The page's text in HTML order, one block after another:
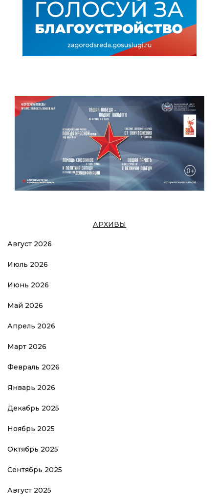
АРХИВЫ
Август 2026
Июль 2026
Июнь 2026
Май 2026
Апрель 2026
Март 2026
Февраль 2026
Январь 2026
Декабрь 2025
Ноябрь 2025
Октябрь 2025
Сентябрь 2025
Август 2025